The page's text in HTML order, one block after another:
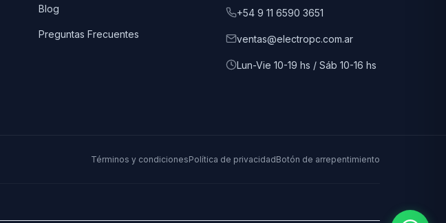
Blog
Preguntas Frecuentes
+54 9 11 6590 3651
ventas@electropc.com.ar
Lun-Vie 10-19 hs / Sáb 10-16 hs
Términos y condicionesPolítica de privacidadBotón de arrepentimiento